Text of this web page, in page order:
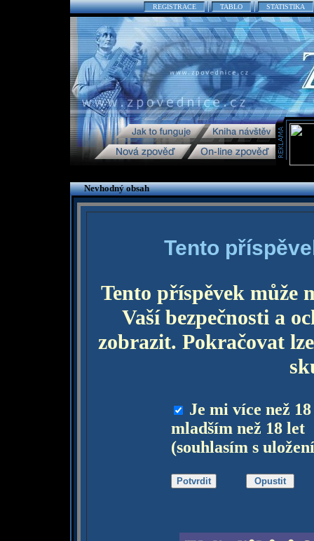
REGISTRACE TABLO STATISTIKA
Nevhodný obsah
Tento
Tento příspěvek může
Vaší bezpečnosti a
zobrazit. Pokračovat
Je mi více než
mladším než 18 let
(souhlasím s